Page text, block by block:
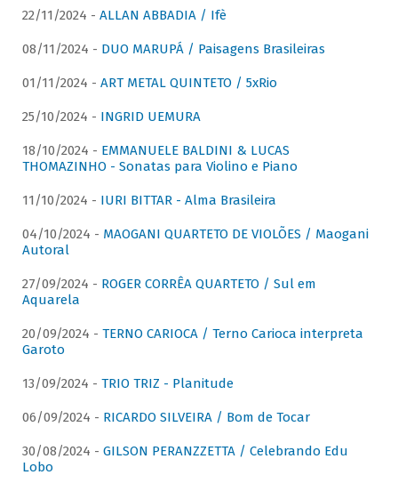
22/11/2024 - ALLAN ABBADIA / Ifè
08/11/2024 - DUO MARUPÁ / Paisagens Brasileiras
01/11/2024 - ART METAL QUINTETO / 5xRio
25/10/2024 - INGRID UEMURA
18/10/2024 - EMMANUELE BALDINI & LUCAS
THOMAZINHO - Sonatas para Violino e Piano
11/10/2024 - IURI BITTAR - Alma Brasileira
04/10/2024 - MAOGANI QUARTETO DE VIOLÕES / Maogani
Autoral
27/09/2024 - ROGER CORRÊA QUARTETO / Sul em
Aquarela
20/09/2024 - TERNO CARIOCA / Terno Carioca interpreta
Garoto
13/09/2024 - TRIO TRIZ - Planitude
06/09/2024 - RICARDO SILVEIRA / Bom de Tocar
30/08/2024 - GILSON PERANZZETTA / Celebrando Edu
Lobo